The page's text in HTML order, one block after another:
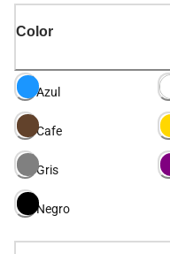
Color
Azul
Cafe
Gris
Negro